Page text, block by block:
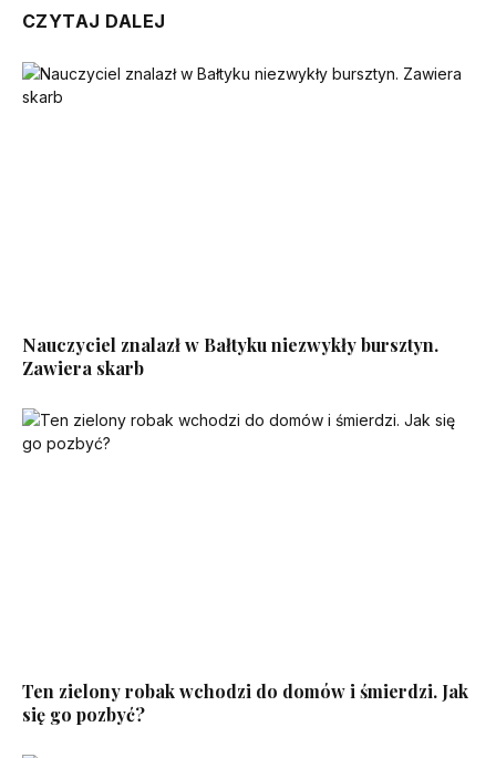
CZYTAJ DALEJ
Nauczyciel znalazł w Bałtyku niezwykły bursztyn.
Zawiera skarb
Ten zielony robak wchodzi do domów i śmierdzi. Jak
się go pozbyć?